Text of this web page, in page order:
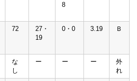
8
72
27・
19
0・0 3.19 Ｂ
な
し
ー ー ー
外
れ